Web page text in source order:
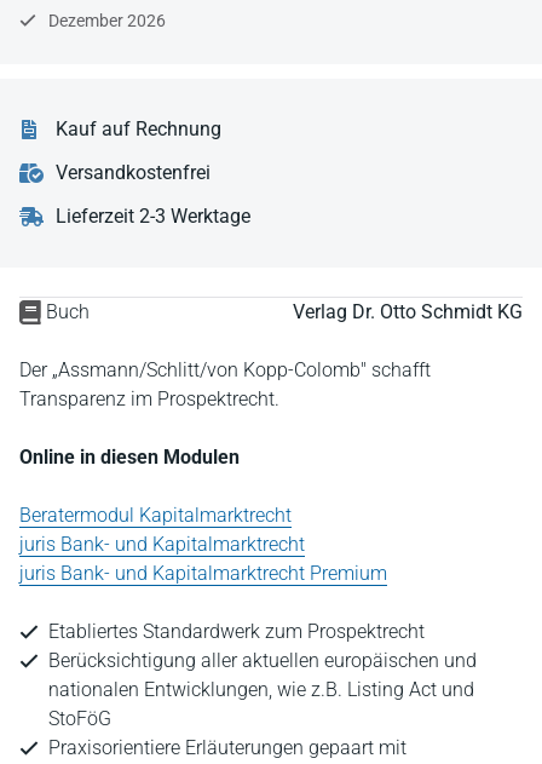
Buch Verlag Dr. Otto Schmidt KG
Der „Assmann/Schlitt/von Kopp-Colomb" schafft
Transparenz im Prospektrecht.
Online in diesen Modulen
Beratermodul Kapitalmarktrecht
juris Bank- und Kapitalmarktrecht
juris Bank- und Kapitalmarktrecht Premium
Etabliertes Standardwerk zum Prospektrecht
Berücksichtigung aller aktuellen europäischen und
nationalen Entwicklungen, wie z.B. Listing Act und
StoFöG
Praxisorientiere Erläuterungen gepaart mit
Dezember 2026
Kauf auf Rechnung
Versandkostenfrei
Lieferzeit 2-3 Werktage